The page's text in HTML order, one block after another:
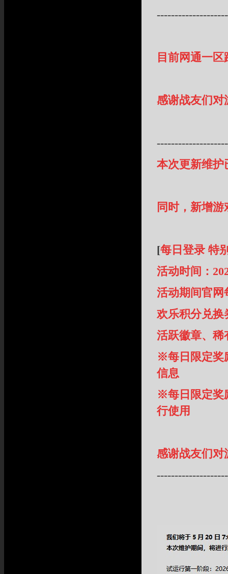
目前网通一
感谢战友们对
本次更新维护
同时，新增
[每日登录 特
活动时间：
活动期间官网
欢乐积分兑换
活跃徽章、稀
※每日限定奖
信息
※每日限定奖
行使用
感谢战友们对